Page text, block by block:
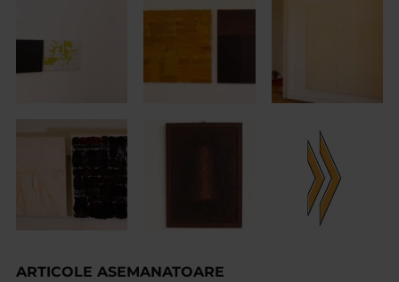
ARTICOLE ASEMANATOARE